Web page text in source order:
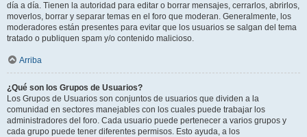
día a día. Tienen la autoridad para editar o borrar mensajes, cerrarlos, abrirlos,
moverlos, borrar y separar temas en el foro que moderan. Generalmente, los
moderadores están presentes para evitar que los usuarios se salgan del tema
tratado o publiquen spam y/o contenido malicioso.
Arriba
¿Qué son los Grupos de Usuarios?
Los Grupos de Usuarios son conjuntos de usuarios que dividen a la
comunidad en sectores manejables con los cuales puede trabajar los
administradores del foro. Cada usuario puede pertenecer a varios grupos y
cada grupo puede tener diferentes permisos. Esto ayuda, a los